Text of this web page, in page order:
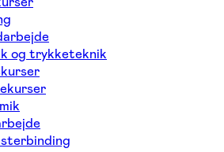
og trykketeknik